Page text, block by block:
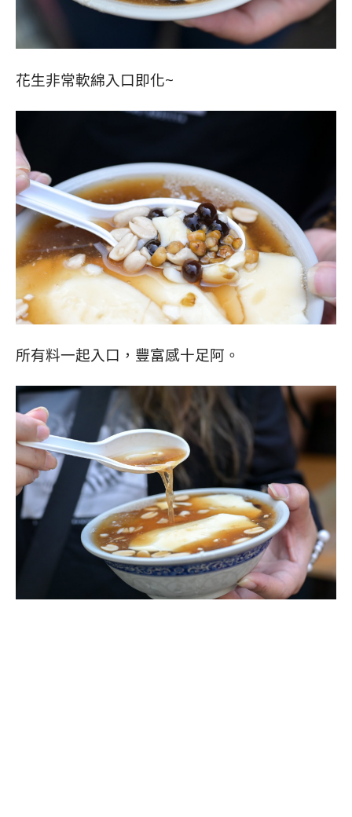
花生非常軟綿入口即化~
所有料一起入口，豐富感十足阿。